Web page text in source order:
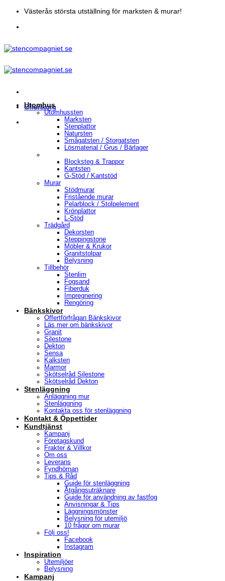
Skip
content
Västerås största utställning för marksten & murar!
Offertkorg
Utomhus
Utomhussten
Marksten
Stenplattor
Natursten
Smågatsten / Storgatsten
Lösmaterial / Grus / Bärlager
Blocksteg & Trappor
Kantsten
G-Stöd / Kantstöd
Murar
Stödmurar
Fristående murar
Pelarblock / Stolpelement
Krönplattor
L-Stöd
Trädgård
Dekorsten
Steppingstone
Möbler & Krukor
Granitstolpar
Belysning
Tillbehör
Stenlim
Fogsand
Fiberduk
Impregnering
Rengöring
Bänkskivor
Offertförfrågan Bänkskivor
Läs mer om bänkskivor
Granit
Silestone
Dekton
Sensa
Kalksten
Marmor
Skötselråd Silestone
Skötselråd Dekton
Stenläggning
Anläggning mur
Stenläggning
Kontakta oss för stenläggning
Kontakt & Öppettider
Kundtjänst
Kampanj
Företagskund
Frakter & Villkor
Om oss
Leverans
Fyndhörnan
Tips & Råd
Guide för stenläggning
Åtgångsuträknare
Guide för användning av fastfog
Anvisningar & Tips
Läggningsmönster
Belysning för utemiljö
10 frågor om murar
Följ oss!
Facebook
Instagram
Inspiration
Utemiljöer
Belysning
Kampanj